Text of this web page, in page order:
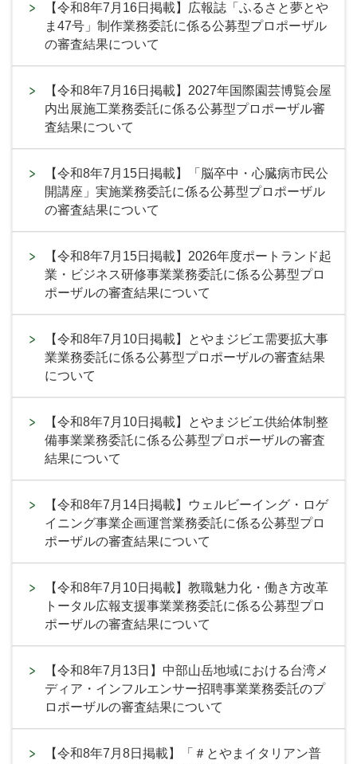
【令和8年7月16日掲載】広報誌「ふるさと夢とや
ま47号」制作業務委託に係る公募型プロポーザル
の審査結果について
【令和8年7月16日掲載】2027年国際園芸博覧会屋
内出展施工業務委託に係る公募型プロポーザル審
査結果について
【令和8年7月15日掲載】「脳卒中・心臓病市民公
開講座」実施業務委託に係る公募型プロポーザル
の審査結果について
【令和8年7月15日掲載】2026年度ポートランド起
業・ビジネス研修事業業務委託に係る公募型プロ
ポーザルの審査結果について
【令和8年7月10日掲載】とやまジビエ需要拡大事
業業務委託に係る公募型プロポーザルの審査結果
について
【令和8年7月10日掲載】とやまジビエ供給体制整
備事業業務委託に係る公募型プロポーザルの審査
結果について
【令和8年7月14日掲載】ウェルビーイング・ロゲ
イニング事業企画運営業務委託に係る公募型プロ
ポーザルの審査結果について
【令和8年7月10日掲載】教職魅力化・働き方改革
トータル広報支援事業業務委託に係る公募型プロ
ポーザルの審査結果について
【令和8年7月13日】中部山岳地域における台湾メ
ディア・インフルエンサー招聘事業業務委託のプ
ロポーザルの審査結果について
【令和8年7月8日掲載】「＃とやまイタリアン普